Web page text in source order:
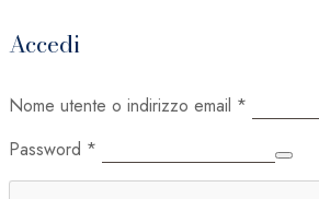
Accedi
Nome utente o indirizzo email *
Password *